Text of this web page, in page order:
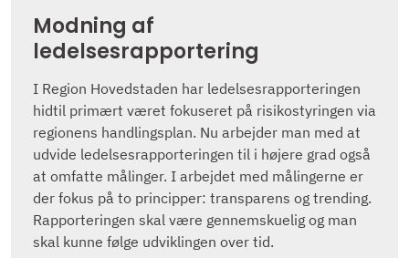
Modning af
ledelsesrapportering
I Region Hovedstaden har ledelsesrapporteringen
hidtil primært været fokuseret på risikostyringen via
regionens handlingsplan. Nu arbejder man med at
udvide ledelsesrapporteringen til i højere grad også
at omfatte målinger. I arbejdet med målingerne er
der fokus på to principper: transparens og trending.
Rapporteringen skal være gennemskuelig og man
skal kunne følge udviklingen over tid.